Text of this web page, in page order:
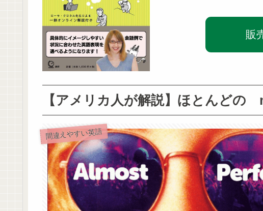
販
【アメリカ人が解説】ほとんど
間違えやすい英語